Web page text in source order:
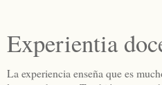
Experientia
La experiencia enseña que es